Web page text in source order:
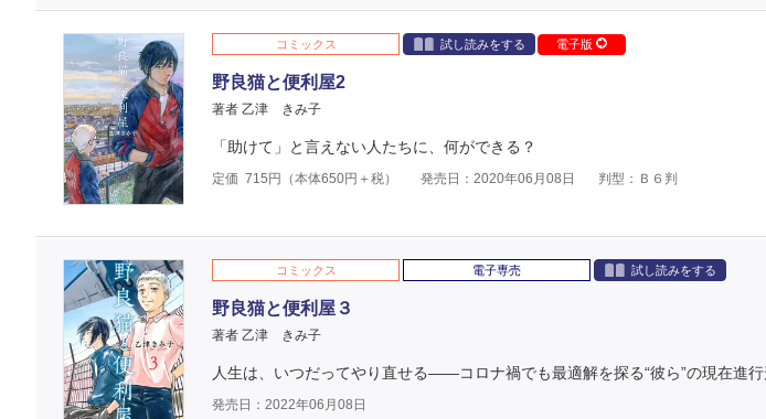
コミックス 試し読みをする 電子版
野良猫と便利屋2
著者 乙津 きみ子
「助けて」と言えない人たちに、何ができる？
定価 715 円（本体650円＋税） 発売日：2020年06月08日 判型：Ｂ６判
コミックス 電子専売 試し読みをする
野良猫と便利屋３
著者 乙津 きみ子
人生は、いつだってやり直せる――コロナ禍でも最適解を探る“彼ら”の現在進
発売日：2022年06月08日